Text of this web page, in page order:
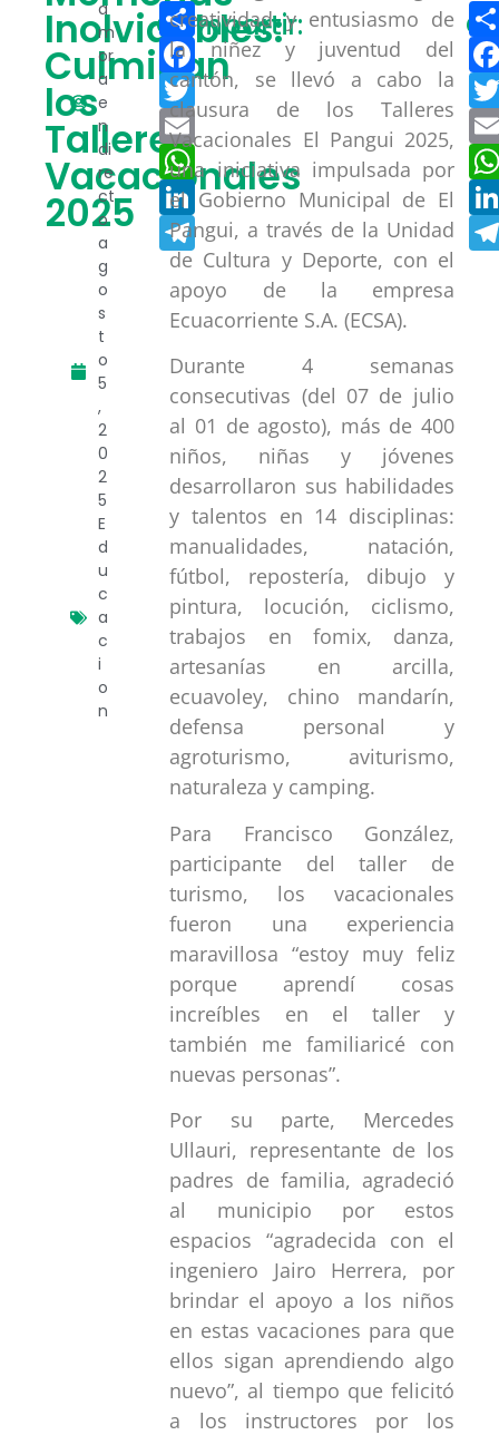
Inolvidables:
Culminan
los
Talleres
Vacacionales
2025
a
m
or
a
e
n
di
re
ct
o
a
g
o
s
t
o
5
,
2
0
2
5
E
d
u
c
a
c
i
o
n
Compartir:
Compartir
Facebook
Twitter
Email
WhatsApp
LinkedIn
Telegram
creatividad y entusiasmo de
la niñez y juventud del
cantón, se llevó a cabo la
clausura de los Talleres
Vacacionales El Pangui 2025,
una iniciativa impulsada por
el Gobierno Municipal de El
Pangui, a través de la Unidad
de Cultura y Deporte, con el
apoyo de la empresa
Ecuacorriente S.A. (ECSA).
Durante 4 semanas
consecutivas (del 07 de julio
al 01 de agosto), más de 400
niños, niñas y jóvenes
desarrollaron sus habilidades
y talentos en 14 disciplinas:
manualidades, natación,
fútbol, repostería, dibujo y
pintura, locución, ciclismo,
trabajos en fomix, danza,
artesanías en arcilla,
ecuavoley, chino mandarín,
defensa personal y
agroturismo, aviturismo,
naturaleza y camping.
Para Francisco González,
participante del taller de
turismo, los vacacionales
fueron una experiencia
maravillosa “estoy muy feliz
porque aprendí cosas
increíbles en el taller y
también me familiaricé con
nuevas personas”.
Por su parte, Mercedes
Ullauri, representante de los
padres de familia, agradeció
al municipio por estos
espacios “agradecida con el
ingeniero Jairo Herrera, por
brindar el apoyo a los niños
en estas vacaciones para que
ellos sigan aprendiendo algo
nuevo”, al tiempo que felicitó
a los instructores por los